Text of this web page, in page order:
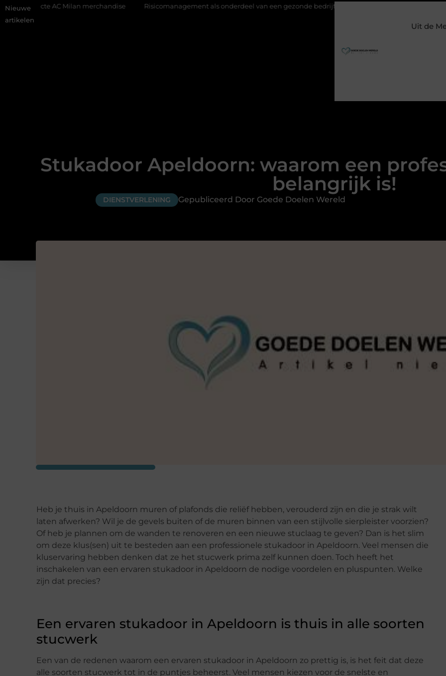
Nieuwe
artikelen
AC Milan merchandise Risicomanagement als onderdeel van een gezonde bedrijfsvoering
Uit de
Stukadoor Apeldoorn: waarom een
belangrijk is!
DIENSTVERLENING Gepubliceerd Door Goede Doelen Wereld
Heb je thuis in Apeldoorn muren of plafonds die reliëf hebben, verouderd zijn en die je strak wilt
laten afwerken? Wil je de gevels buiten of de muren binnen van een stijlvolle sierpleister voorzien?
Of heb je plannen om de wanden te renoveren en een nieuwe stuclaag te geven? Dan is het slim
om deze klus(sen) uit te besteden aan een professionele stukadoor in Apeldoorn. Veel mensen die
kluservaring hebben denken dat ze het stucwerk prima zelf kunnen doen. Toch heeft het
inschakelen van een ervaren stukadoor in Apeldoorn de nodige voordelen en pluspunten. Welke
zijn dat precies?
Een ervaren stukadoor in Apeldoorn is thuis in alle soorten
stucwerk
Een van de redenen waarom een ervaren stukadoor in Apeldoorn zo prettig is, is het feit dat deze
alle soorten stucwerk tot in de puntjes beheerst. Veel mensen kiezen voor de snelste en